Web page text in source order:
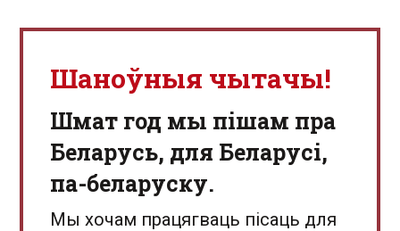
Шаноўныя чытачы!
Шмат год мы пішам пра
Беларусь, для Беларусі,
па-беларуску.
Мы хочам працягваць пісаць для